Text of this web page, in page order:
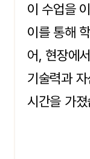
이 수업을
이를 통해
어, 현장에
기술력과
시간을 가